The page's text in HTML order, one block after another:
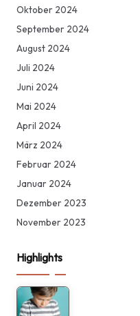
Oktober 2024
September 2024
August 2024
Juli 2024
Juni 2024
Mai 2024
April 2024
März 2024
Februar 2024
Januar 2024
Dezember 2023
November 2023
Highlights